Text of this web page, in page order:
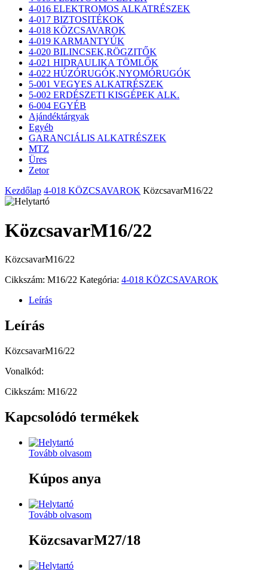
4-016 ELEKTROMOS ALKATRÉSZEK
4-017 BIZTOSITÉKOK
4-018 KÖZCSAVAROK
4-019 KARMANTYÚK
4-020 BILINCSEK,RÖGZITŐK
4-021 HIDRAULIKA TÖMLŐK
4-022 HÚZÓRUGÓK,NYOMÓRUGÓK
5-001 VEGYES ALKATRÉSZEK
5-002 ERDÉSZETI KISGÉPEK ALK.
6-004 EGYÉB
Ajándéktárgyak
Egyéb
GARANCIÁLIS ALKATRÉSZEK
MTZ
Üres
Zetor
Kezdőlap 4-018 KÖZCSAVAROK KözcsavarM16/22
KözcsavarM16/22
KözcsavarM16/22
Cikkszám: M16/22 Kategória: 4-018 KÖZCSAVAROK
Leírás
Leírás
KözcsavarM16/22
Vonalkód:
Cikkszám: M16/22
Kapcsolódó termékek
Tovább olvasom
Kúpos anya
Tovább olvasom
KözcsavarM27/18